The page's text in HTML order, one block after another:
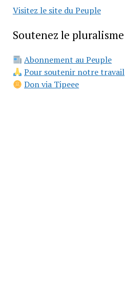
Visitez le site du Peuple
Soutenez le pluralisme
Abonnement au Peuple
Pour soutenir notre travail
Don via Tipeee